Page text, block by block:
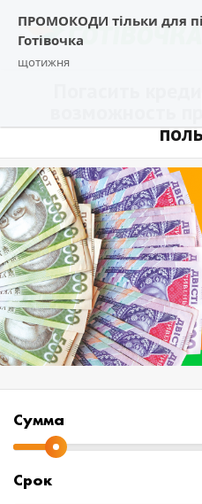
ПРОМОКОДИ тільки для
Готівочка
щотижня
Погасить
возможность
Cумма
Срок